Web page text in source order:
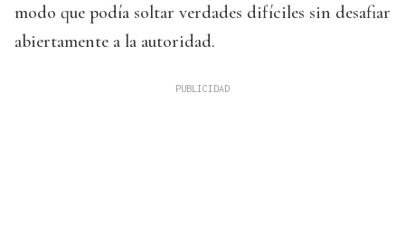
modo que podía soltar verdades difíciles sin desafiar
abiertamente a la autoridad.